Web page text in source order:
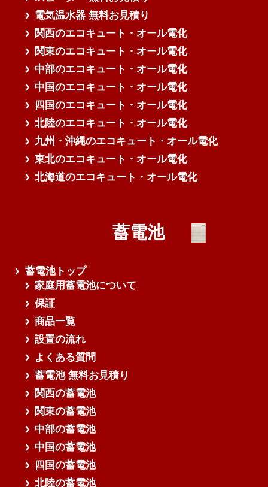
電気温水器 無料お見積り
関西のエコキュート・オール電化
関東のエコキュート・オール電化
中部のエコキュート・オール電化
中国のエコキュート・オール電化
四国のエコキュート・オール電化
北陸のエコキュート・オール電化
九州・沖縄のエコキュート・オール電化
東北のエコキュート・オール電化
北海道のエコキュート・オール電化
蓄電池
蓄電池トップ
家庭用蓄電池について
保証
商品一覧
設置の流れ
よくある質問
蓄電池 無料お見積り
関西の蓄電池
関東の蓄電池
中部の蓄電池
中国の蓄電池
四国の蓄電池
北陸の蓄電池